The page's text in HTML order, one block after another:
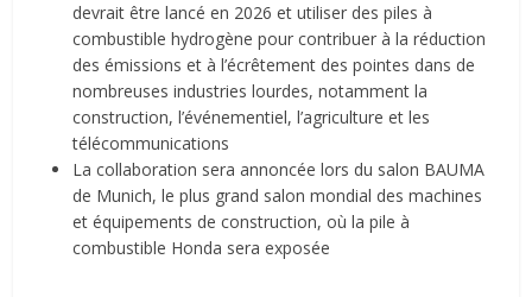
devrait être lancé en 2026 et utiliser des piles à
combustible hydrogène pour contribuer à la réduction
des émissions et à l’écrêtement des pointes dans de
nombreuses industries lourdes, notamment la
construction, l’événementiel, l’agriculture et les
télécommunications
La collaboration sera annoncée lors du salon BAUMA
de Munich, le plus grand salon mondial des machines
et équipements de construction, où la pile à
combustible Honda sera exposée